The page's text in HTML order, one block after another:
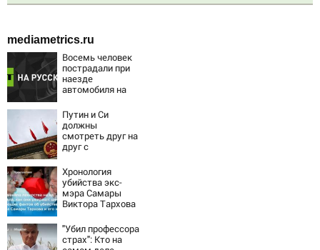
mediametrics.ru
Восемь человек
пострадали при
наезде
автомобиля на
Омске
Путин и Си
должны
смотреть друг на
друг с
Зеленский
поставил задачу
своим
дипломатам
Хронология
убийства экс-
мэра Самары
Виктора Тархова
шокирующих
фактов, новые
подробности
"Убил профессора
страх": Кто на